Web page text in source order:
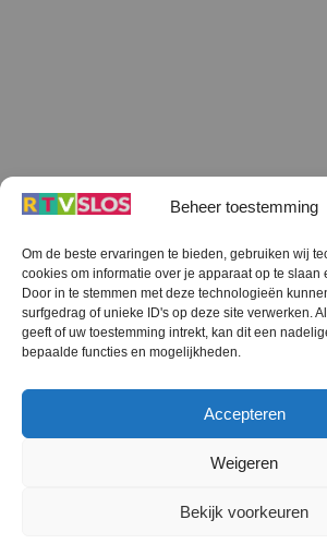
Beheer toestemming
Om de beste ervaringen te bieden, gebruiken wij
cookies om informatie over je apparaat op te slaan
Door in te stemmen met deze technologieën
surfgedrag of unieke ID's op deze site verwerken.
geeft of uw toestemming intrekt, kan dit een
bepaalde functies en mogelijkheden.
Accepteren
Weigeren
Bekijk voorkeuren
Terug
naar
boven
RTV SLOS
RTV SLOS ANBI